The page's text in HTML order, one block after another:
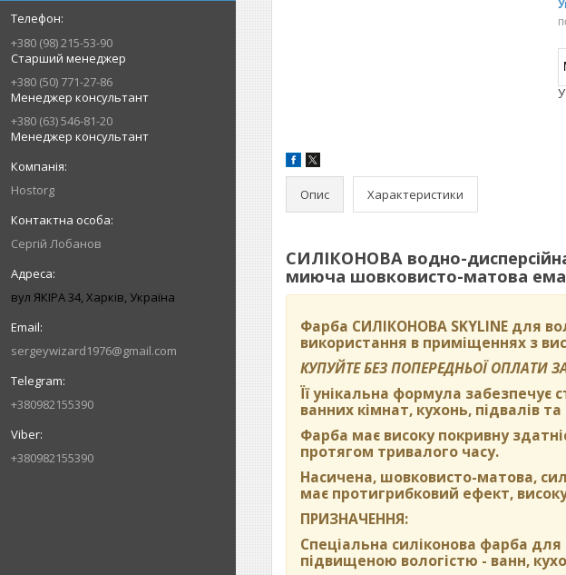
+380 (98) 215-53-90
Старший менеджер
+380 (50) 771-27-86
Менеджер консультант
+380 (63) 546-81-20
Менеджер консультант
Hostorg
Сергій Лобанов
вул ЯКІРА 34, Харків, Україна
sergeywizard1976@gmail.com
+380982155390
+380982155390
Опис Характеристики
СИЛІКОНОВА водно-
миюча шовковисто-матова
Фарба СИЛІКОНОВА SKYLINE для
використання в приміщеннях з
КУПУЙТЕ БЕЗ ПОПЕРЕДНЬОЇ ОПЛАТИ
Її унікальна формула забезпечує
ванних кімнат, кухонь, підвалів
Фарба має високу покривну
протягом тривалого часу.
Насичена, шовковисто-матова,
має протигрибковий ефект,
ПРИЗНАЧЕННЯ:
Спеціальна силіконова фарба
підвищеною вологістю - ванн,